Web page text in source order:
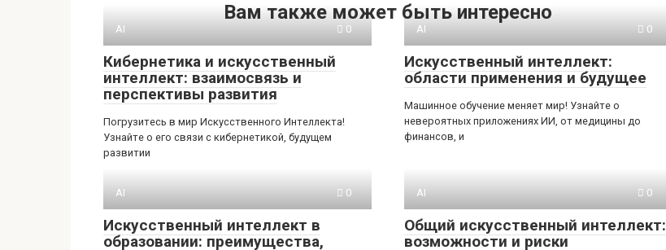
Вам также может быть интересно
AI 0
Кибернетика и искусственный
интеллект: взаимосвязь и
перспективы развития
Погрузитесь в мир Искусственного Интеллекта!
Узнайте о его связи с кибернетикой, будущем
развитии
AI 0
Искусственный интеллект:
области применения и будущее
Машинное обучение меняет мир! Узнайте о
невероятных приложениях ИИ, от медицины до
финансов, и
AI 0
Искусственный интеллект в
образовании: преимущества,
AI 0
Общий искусственный интеллект:
возможности и риски